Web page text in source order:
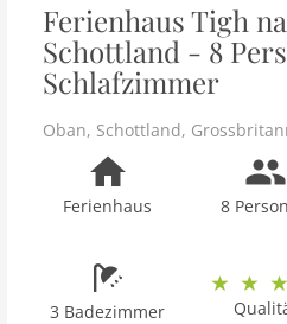
Ferienhaus Tigh
Schottland - 8
Schlafzimmer
Oban, Schottland,
Ferienhaus 8
3 Badezimmer